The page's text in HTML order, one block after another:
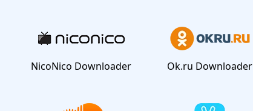
NicoNico Downloader Ok.ru Downloader